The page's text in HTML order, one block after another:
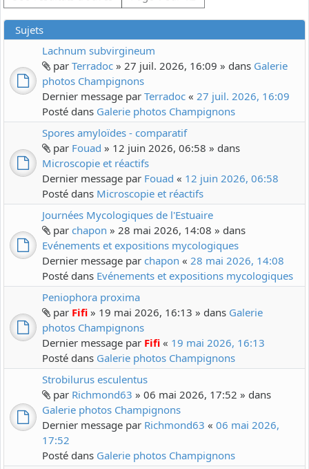
Sujets
Lachnum subvirgineum
par Terradoc » 27 juil. 2026, 16:09 » dans Galerie
photos Champignons
Dernier message par Terradoc « 27 juil. 2026, 16:09
Posté dans Galerie photos Champignons
Spores amyloïdes - comparatif
par Fouad » 12 juin 2026, 06:58 » dans
Microscopie et réactifs
Dernier message par Fouad « 12 juin 2026, 06:58
Posté dans Microscopie et réactifs
Journées Mycologiques de l'Estuaire
par chapon » 28 mai 2026, 14:08 » dans
Evénements et expositions mycologiques
Dernier message par chapon « 28 mai 2026, 14:08
Posté dans Evénements et expositions mycologiques
Peniophora proxima
par Fifi » 19 mai 2026, 16:13 » dans Galerie
photos Champignons
Dernier message par Fifi « 19 mai 2026, 16:13
Posté dans Galerie photos Champignons
Strobilurus esculentus
par Richmond63 » 06 mai 2026, 17:52 » dans
Galerie photos Champignons
Dernier message par Richmond63 « 06 mai 2026,
17:52
Posté dans Galerie photos Champignons